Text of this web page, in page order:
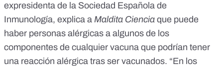
expresidenta de la Sociedad Española de
Inmunología, explica a Maldita Ciencia que puede
haber personas alérgicas a algunos de los
componentes de cualquier vacuna que podrían tener
una reacción alérgica tras ser vacunados. “En los